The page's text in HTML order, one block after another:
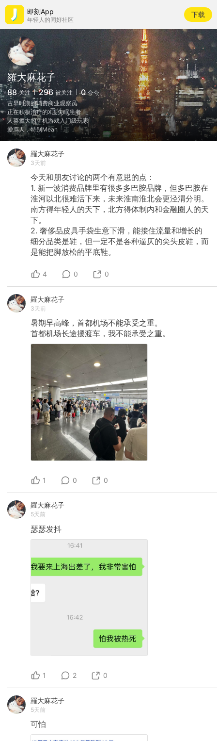
即刻App
年轻人的同好社区
下载
羅大麻花子
88 关注 296 被关注 0 夸夸
古早时期的消费商业观察员
正在积极治疗的X度失眠患者
人菜瘾大的主机游戏入门级玩家
爱骂人，特别Mean
羅大麻花子
3天前
今天和朋友讨论的两个有意思的点：
1. 新一波消费品牌里有很多多巴胺品牌，但多巴胺在
淮河以北很难活下来，未来淮南淮北会更泾渭分明。
南方得年轻人的天下，北方得体制内和金融圈人的天
下。
2. 奢侈品皮具手袋生意下滑，能接住流量和增长的
细分品类是鞋，但一定不是各种逼仄的尖头皮鞋，而
是能把脚放松的平底鞋。
4 0 0
羅大麻花子
3天前
暑期早高峰，首都机场不能承受之重。
首都机场长途摆渡车，我不能承受之重。
1 0 0
羅大麻花子
5天前
瑟瑟发抖
1 2 0
羅大麻花子
5天前
可怕